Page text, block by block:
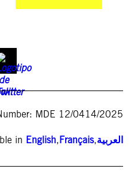
MDE 12/0414/2025
in English,Français,العربية